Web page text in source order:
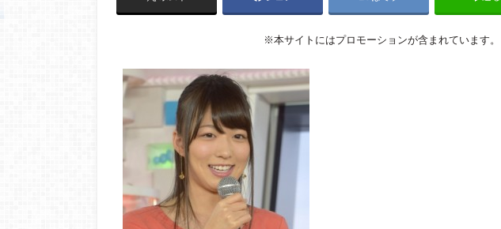
※本サイトにはプロモーションが含まれています。